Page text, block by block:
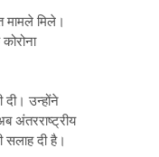
मामले मिले।
दी। उन्होंने
अंतरराष्ट्रीय
दी है।